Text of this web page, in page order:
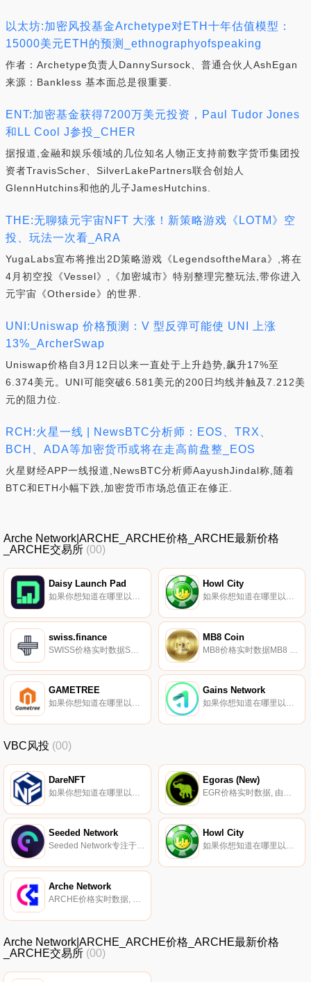
以太坊:加密风投基金Archetype对ETH十年估值模型：
15000美元ETH的预测_ethnographyofspeaking
作者：Archetype负责人DannySursock、普通合伙人AshEgan
来源：Bankless 基本面总是很重要.
ENT:加密基金获得7200万美元投资，Paul Tudor Jones
和LL Cool J参投_CHER
据报道,金融和娱乐领域的几位知名人物正支持前数字货币集团投
资者TravisScher、SilverLakePartners联合创始人
GlennHutchins和他的儿子JamesHutchins.
THE:无聊猿元宇宙NFT 大涨！新策略游戏《LOTM》空
投、玩法一次看_ARA
YugaLabs宣布将推出2D策略游戏《LegendsoftheMara》,将在
4月初空投《Vessel》,《加密城市》特别整理完整玩法,带你进入
元宇宙《Otherside》的世界.
UNI:Uniswap 价格预测：V 型反弹可能使 UNI 上涨
13%_ArcherSwap
Uniswap价格自3月12日以来一直处于上升趋势,飙升17%至
6.374美元。UNI可能突破6.581美元的200日均线并触及7.212美
元的阻力位.
RCH:火星一线 | NewsBTC分析师：EOS、TRX、
BCH、ADA等加密货币或将在走高前盘整_EOS
火星财经APP一线报道,NewsBTC分析师AayushJindal称,随着
BTC和ETH小幅下跌,加密货币市场总值正在修正.
Arche Network|ARCHE_ARCHE价格_ARCHE最新价格
_ARCHE交易所 (00)
Daisy Launch Pad
如果你想知道在哪里以当前价格购买Daisy Launch Pad,目前交易{Daisy Launch Pad]股票的顶级加密货币交易所是HitBTC、Uniswap（V2）、Bilaxy和Sunswap V2。您可以在我们的加密货币交易所页面上找到其他列表.
Howl City
如果你想知道在哪里以当前价格购买Howl City,目前交易{Howl City]股票的顶级加密货币交易所是PancakeSwap（V2）和DODO（BSC）。您可以在我们的加密货币交易所页面上找到其他列表.
swiss.finance
SWISS价格实时数据SWISS是一种通货紧缩的农业协议,在其自身的生态系统中实现流动性和价格套利功能.
MB8 Coin
GAMETREE
如果你想知道在哪里以当前价格购买GAMETREE,目前交易{GAMETREE]股票的顶级加密货币交易所是XT.COM和MEXC。您可以在我们的加密货币交易所页面上找到其他列表。GTCOIN平台是一个基于区块链的元总线平台,是一个使用NFT的P2E游戏平台.
Gains Network
如果你想知道在哪里以当前价格购买Gains Network,目前交易{Gains Network]股票的顶级加密货币交易所是Binance、Deepcoin、Bitrue、ByGNSt和Bitget。您可以在我们的加密货币交易所页面上找到其他列表.
VBC风投 (00)
DareNFT Egoras (New)
Seeded Network
Seeded Network专注于开发DeFi产品网络,所有这些产品的目的都是使网络同步使用,并为我们的$SEEDED代币增加实用性.
Howl City
如果你想知道在哪里以当前价格购买Howl City,目前交易{Howl City]股票的顶级加密货币交易所是PancakeSwap（V2）和DODO（BSC）。您可以在我们的加密货币交易所页面上找到其他列表.
Arche Network
ARCHE价格实时数据, 什么是二进制Arche Network致力于在Metaverse中构建一个用户友好的去中心化加密资产商店,采用DPaaS（去中心化协议即服务）服务架构,允许卖家在开放市场的支持下创建IGO/INO和MysteryBox合同.
Arche Network|ARCHE_ARCHE价格_ARCHE最新价格
_ARCHE交易所 (00)